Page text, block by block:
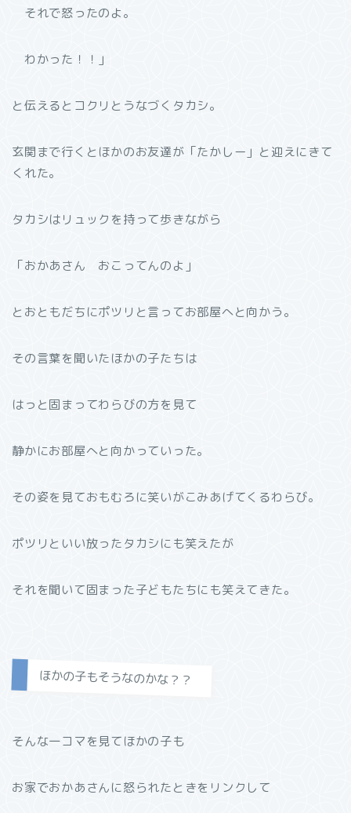
それで怒ったのよ。
わかった！！」
と伝えるとコクリとうなづくタカシ。
玄関まで行くとほかのお友達が「たかしー」と迎えにきて
くれた。
タカシはリュックを持って歩きながら
「おかあさん おこってんのよ」
とおともだちにポツリと言ってお部屋へと向かう。
その言葉を聞いたほかの子たちは
はっと固まってわらびの方を見て
静かにお部屋へと向かっていった。
その姿を見ておもむろに笑いがこみあげてくるわらび。
ポツリといい放ったタカシにも笑えたが
それを聞いて固まった子どもたちにも笑えてきた。
ほかの子もそうなのかな？？
そんな一コマを見てほかの子も
お家でおかあさんに怒られたときをリンクして